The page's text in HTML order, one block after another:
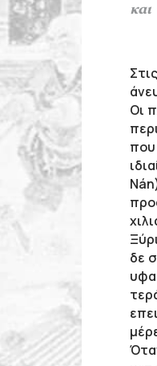
Οι
που
δε